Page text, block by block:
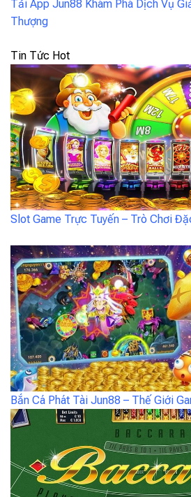
Tải App Jun88 Khám Phá Dịch Vụ
Thượng
Tin Tức Hot
Slot Game Trực Tuyến – Trò Chơi
Bắn Cá Phát Tài Jun88 – Thế Giới